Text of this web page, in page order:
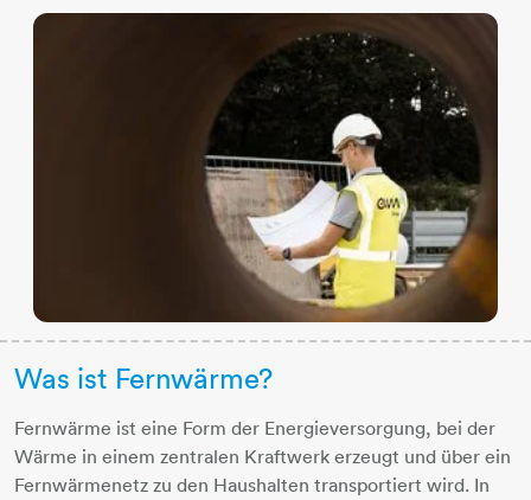
Was ist Fernwärme?
Fernwärme ist eine Form der Energieversorgung, bei der
Wärme in einem zentralen Kraftwerk erzeugt und über ein
Fernwärmenetz zu den Haushalten transportiert wird. In